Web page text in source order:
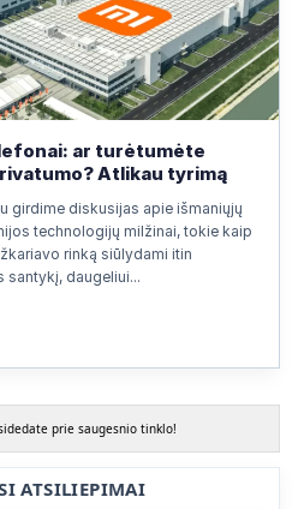
ar turėtumėte
Atlikau tyrimą
girdime diskusijas apie išmaniųjų
technologijų milžinai, tokie kaip
rinką siūlydami itin
santykį, daugeliui...
prie saugesnio tinklo!
ATSILIEPIMAI